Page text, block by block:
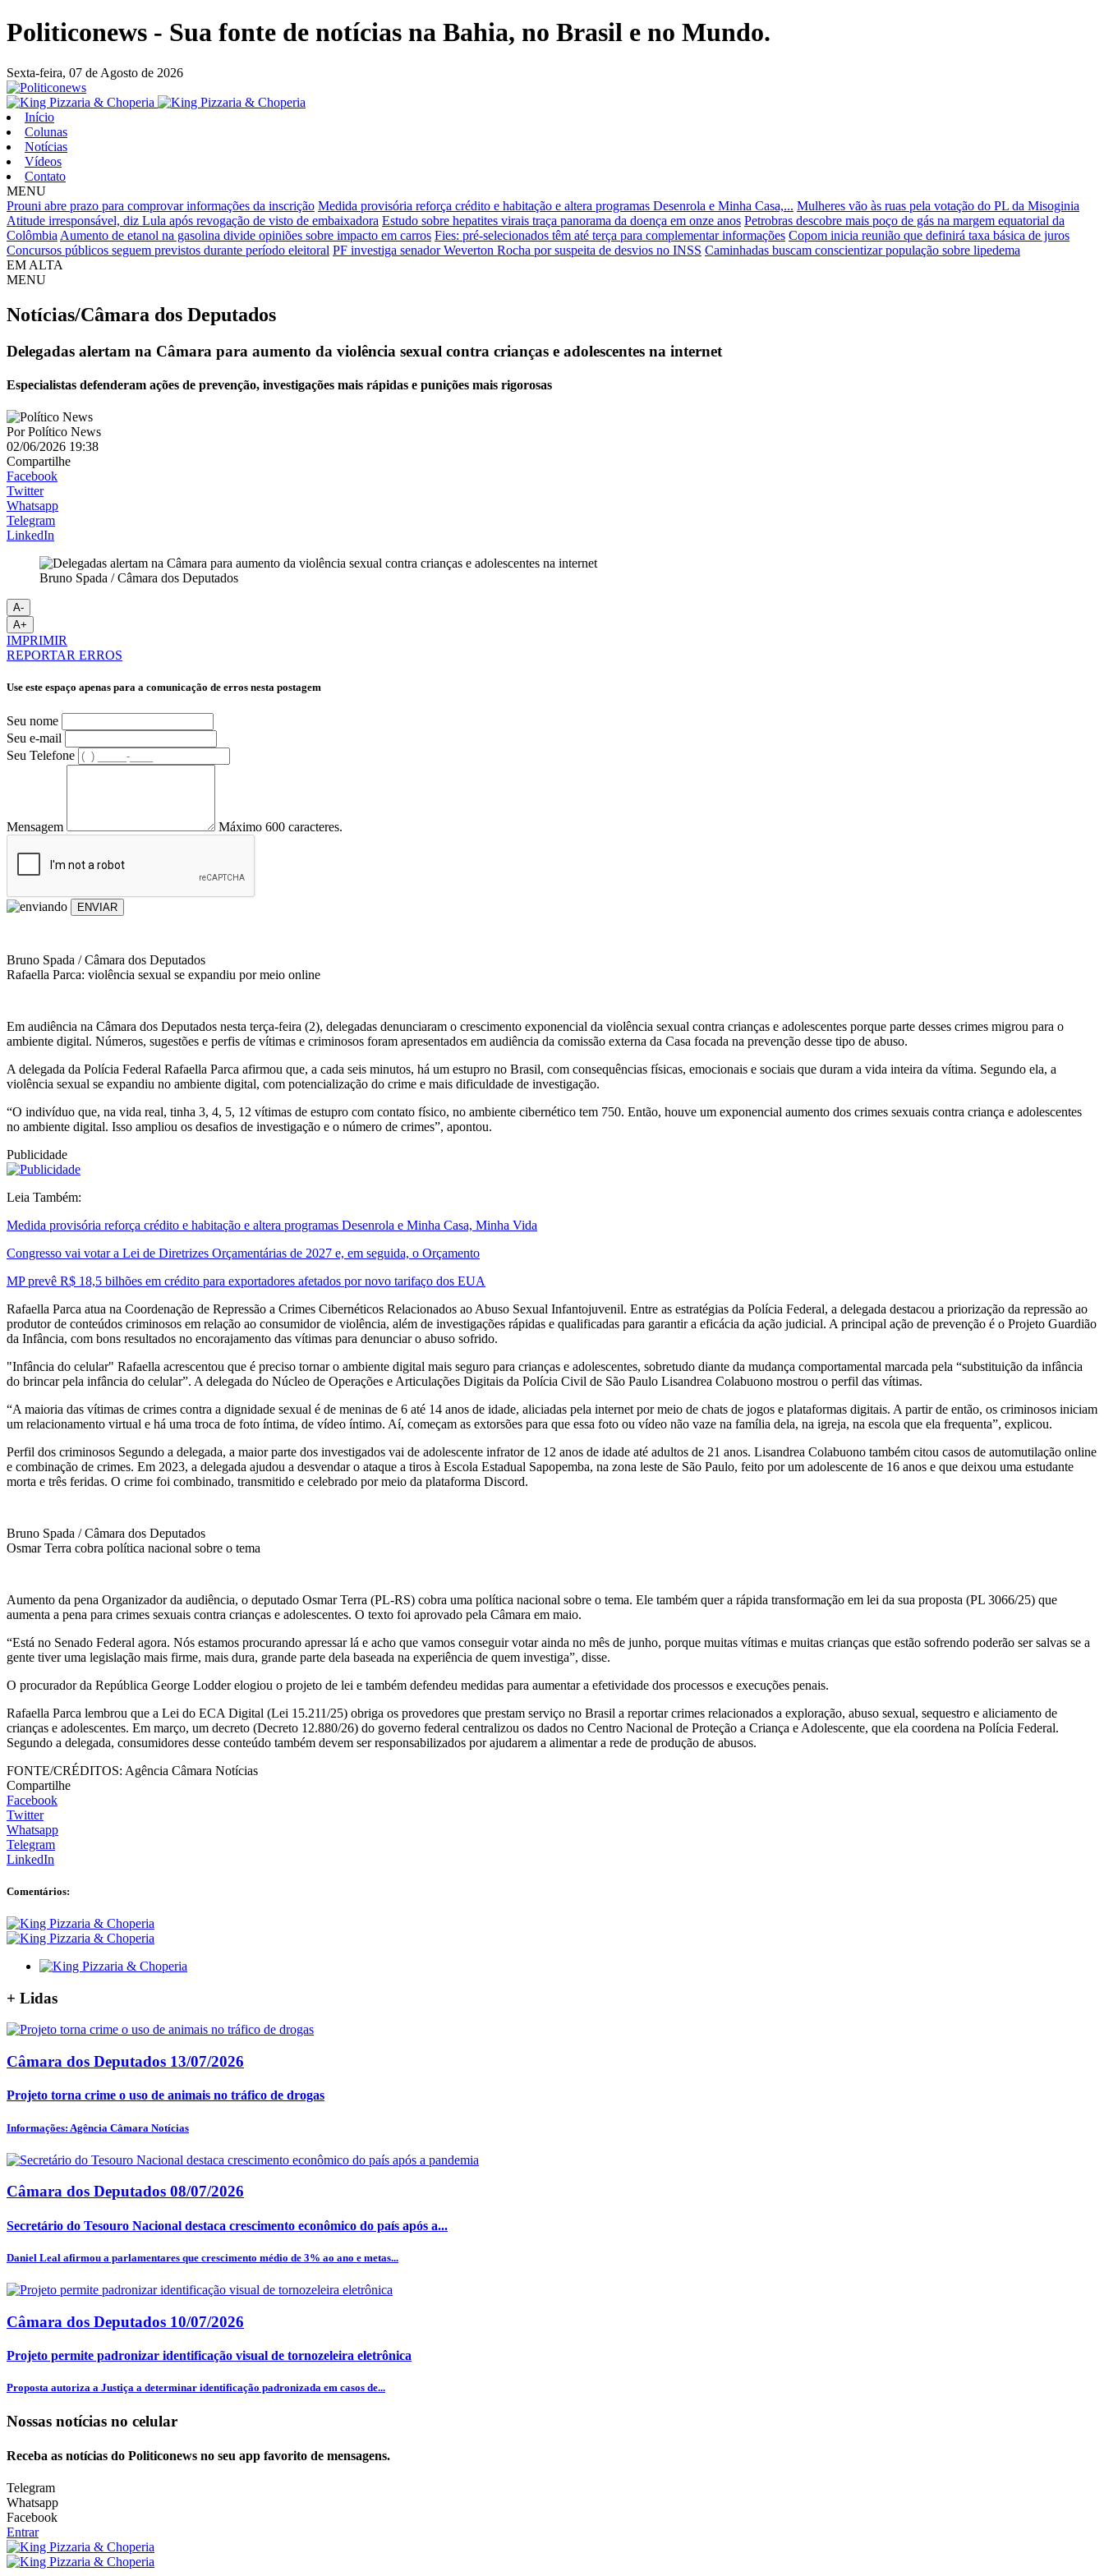
Politiconews - Sua fonte de notícias na Bahia, no Brasil e no Mundo.
Sexta-feira, 07 de Agosto de 2026
Início
Colunas
Notícias
Vídeos
Contato
MENU
Prouni abre prazo para comprovar informações da inscrição Medida provisória reforça crédito e habitação e altera programas Desenrola e Minha Casa,... Mulheres vão às ruas pela votação do PL da Misoginia
Atitude irresponsável, diz Lula após revogação de visto de embaixadora Estudo sobre hepatites virais traça panorama da doença em onze anos Petrobras descobre mais poço de gás na margem equatorial da
Colômbia Aumento de etanol na gasolina divide opiniões sobre impacto em carros Fies: pré-selecionados têm até terça para complementar informações Copom inicia reunião que definirá taxa básica de juros
Concursos públicos seguem previstos durante período eleitoral PF investiga senador Weverton Rocha por suspeita de desvios no INSS Caminhadas buscam conscientizar população sobre lipedema
EM ALTA
MENU
Notícias/Câmara dos Deputados
Delegadas alertam na Câmara para aumento da violência sexual contra crianças e adolescentes na internet
Especialistas defenderam ações de prevenção, investigações mais rápidas e punições mais rigorosas
PorPolítico News
02/06/2026 19:38
Compartilhe
Facebook
Twitter
Whatsapp
Telegram
LinkedIn
Bruno Spada / Câmara dos Deputados
A-
A+
IMPRIMIR
REPORTAR ERROS
Use este espaço apenas para a comunicação de erros nesta postagem
Seu nome
Seu e-mail
Seu Telefone
Mensagem Máximo 600 caracteres.
ENVIAR
Bruno Spada / Câmara dos Deputados
Rafaella Parca: violência sexual se expandiu por meio online
Em audiência na Câmara dos Deputados nesta terça-feira (2), delegadas denunciaram o crescimento exponencial da violência sexual contra crianças e adolescentes porque parte desses crimes migrou para o
ambiente digital. Números, sugestões e perfis de vítimas e criminosos foram apresentados em audiência da comissão externa da Casa focada na prevenção desse tipo de abuso.
A delegada da Polícia Federal Rafaella Parca afirmou que, a cada seis minutos, há um estupro no Brasil, com consequências físicas, emocionais e sociais que duram a vida inteira da vítima. Segundo ela, a
violência sexual se expandiu no ambiente digital, com potencialização do crime e mais dificuldade de investigação.
“O indivíduo que, na vida real, tinha 3, 4, 5, 12 vítimas de estupro com contato físico, no ambiente cibernético tem 750. Então, houve um exponencial aumento dos crimes sexuais contra criança e adolescentes
no ambiente digital. Isso ampliou os desafios de investigação e o número de crimes”, apontou.
Publicidade
Leia Também:
Medida provisória reforça crédito e habitação e altera programas Desenrola e Minha Casa, Minha Vida
Congresso vai votar a Lei de Diretrizes Orçamentárias de 2027 e, em seguida, o Orçamento
MP prevê R$ 18,5 bilhões em crédito para exportadores afetados por novo tarifaço dos EUA
Rafaella Parca atua na Coordenação de Repressão a Crimes Cibernéticos Relacionados ao Abuso Sexual Infantojuvenil. Entre as estratégias da Polícia Federal, a delegada destacou a priorização da repressão ao
produtor de conteúdos criminosos em relação ao consumidor de violência, além de investigações rápidas e qualificadas para garantir a eficácia da ação judicial. A principal ação de prevenção é o Projeto Guardião
da Infância, com bons resultados no encorajamento das vítimas para denunciar o abuso sofrido.
"Infância do celular" Rafaella acrescentou que é preciso tornar o ambiente digital mais seguro para crianças e adolescentes, sobretudo diante da mudança comportamental marcada pela “substituição da infância
do brincar pela infância do celular”. A delegada do Núcleo de Operações e Articulações Digitais da Polícia Civil de São Paulo Lisandrea Colabuono mostrou o perfil das vítimas.
“A maioria das vítimas de crimes contra a dignidade sexual é de meninas de 6 até 14 anos de idade, aliciadas pela internet por meio de chats de jogos e plataformas digitais. A partir de então, os criminosos iniciam
um relacionamento virtual e há uma troca de foto íntima, de vídeo íntimo. Aí, começam as extorsões para que essa foto ou vídeo não vaze na família dela, na igreja, na escola que ela frequenta”, explicou.
Perfil dos criminosos Segundo a delegada, a maior parte dos investigados vai de adolescente infrator de 12 anos de idade até adultos de 21 anos. Lisandrea Colabuono também citou casos de automutilação online
e combinação de crimes. Em 2023, a delegada ajudou a desvendar o ataque a tiros à Escola Estadual Sapopemba, na zona leste de São Paulo, feito por um adolescente de 16 anos e que deixou uma estudante
morta e três feridas. O crime foi combinado, transmitido e celebrado por meio da plataforma Discord.
Bruno Spada / Câmara dos Deputados
Osmar Terra cobra política nacional sobre o tema
Aumento da pena Organizador da audiência, o deputado Osmar Terra (PL-RS) cobra uma política nacional sobre o tema. Ele também quer a rápida transformação em lei da sua proposta (PL 3066/25) que
aumenta a pena para crimes sexuais contra crianças e adolescentes. O texto foi aprovado pela Câmara em maio.
“Está no Senado Federal agora. Nós estamos procurando apressar lá e acho que vamos conseguir votar ainda no mês de junho, porque muitas vítimas e muitas crianças que estão sofrendo poderão ser salvas se a
gente tiver uma legislação mais firme, mais dura, grande parte dela baseada na experiência de quem investiga”, disse.
O procurador da República George Lodder elogiou o projeto de lei e também defendeu medidas para aumentar a efetividade dos processos e execuções penais.
Rafaella Parca lembrou que a Lei do ECA Digital (Lei 15.211/25) obriga os provedores que prestam serviço no Brasil a reportar crimes relacionados a exploração, abuso sexual, sequestro e aliciamento de
crianças e adolescentes. Em março, um decreto (Decreto 12.880/26) do governo federal centralizou os dados no Centro Nacional de Proteção a Criança e Adolescente, que ela coordena na Polícia Federal.
Segundo a delegada, consumidores desse conteúdo também devem ser responsabilizados por ajudarem a alimentar a rede de produção de abusos.
FONTE/CRÉDITOS: Agência Câmara Notícias
Compartilhe
Facebook
Twitter
Whatsapp
Telegram
LinkedIn
Comentários:
+ Lidas
Câmara dos Deputados 13/07/2026
Projeto torna crime o uso de animais no tráfico de drogas
Informações: Agência Câmara Notícias
Câmara dos Deputados 08/07/2026
Secretário do Tesouro Nacional destaca crescimento econômico do país após a...
Daniel Leal afirmou a parlamentares que crescimento médio de 3% ao ano e metas...
Câmara dos Deputados 10/07/2026
Projeto permite padronizar identificação visual de tornozeleira eletrônica
Proposta autoriza a Justiça a determinar identificação padronizada em casos de...
Nossas notícias no celular
Receba as notícias do Politiconews no seu app favorito de mensagens.
Telegram
Whatsapp
Facebook
Entrar